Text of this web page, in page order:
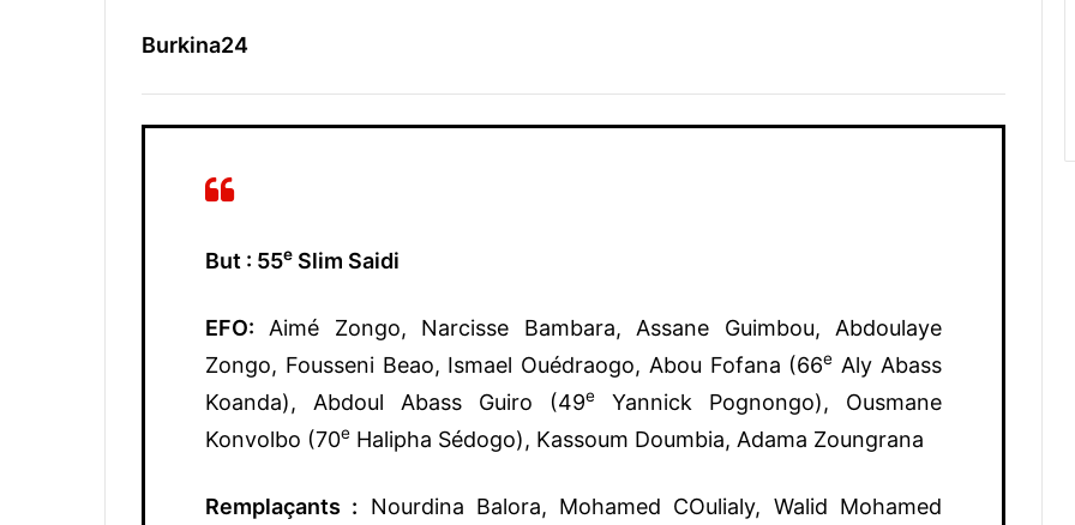
Burkina24
But : 55e Slim Saidi
EFO: Aimé Zongo, Narcisse Bambara, Assane Guimbou, Abdoulaye
Zongo, Fousseni Beao, Ismael Ouédraogo, Abou Fofana (66e Aly Abass
Koanda), Abdoul Abass Guiro (49e
Yannick Pognongo), Ousmane
Konvolbo (70e Halipha Sédogo), Kassoum Doumbia, Adama Zoungrana
Remplaçants : Nourdina Balora, Mohamed COulialy, Walid Mohamed